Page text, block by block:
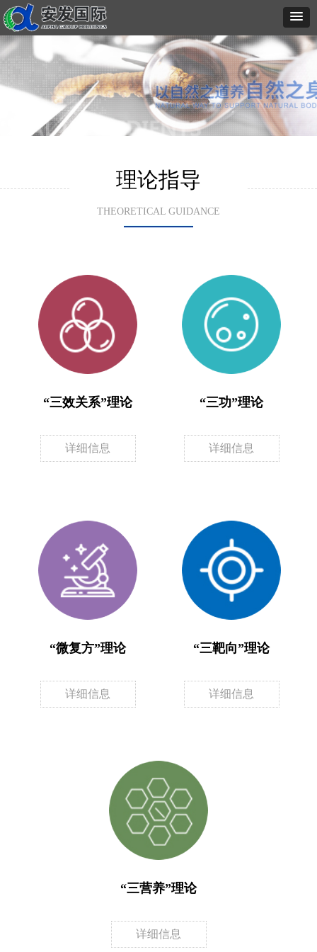
理论指导
THEORETICAL GUIDANCE
“三效关系”理论
详细信息
“三功”理论
详细信息
“微复方”理论
详细信息
“三靶向”理论
详细信息
“三营养”理论
详细信息